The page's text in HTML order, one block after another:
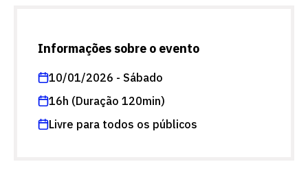
Informações sobre o evento
10/01/2026 - Sábado
16h (Duração 120min)
Livre para todos os públicos